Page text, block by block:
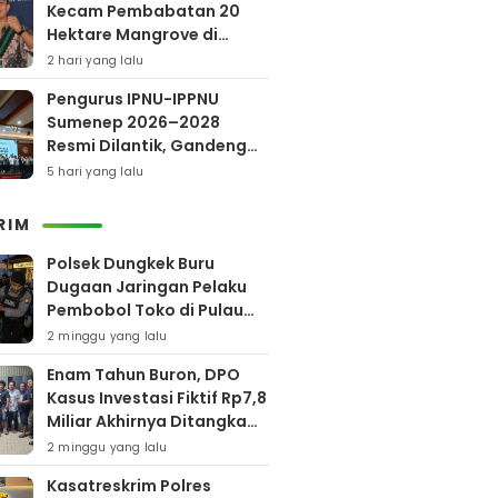
Kecam Pembabatan 20
Hektare Mangrove di
Bengkalis
2 hari yang lalu
Pengurus IPNU-IPPNU
Sumenep 2026–2028
Resmi Dilantik, Gandeng
Kampus Lewat Program
5 hari yang lalu
Polsek Dungkek Buru
Dugaan Jaringan Pelaku
Pembobol Toko di Pulau
Gili Iyang
2 minggu yang lalu
Enam Tahun Buron, DPO
Kasus Investasi Fiktif Rp7,8
Miliar Akhirnya Ditangkap
Polres Pamekasan
2 minggu yang lalu
Kasatreskrim Polres